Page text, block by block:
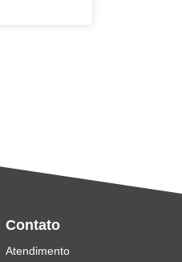
Contato
Atendimento